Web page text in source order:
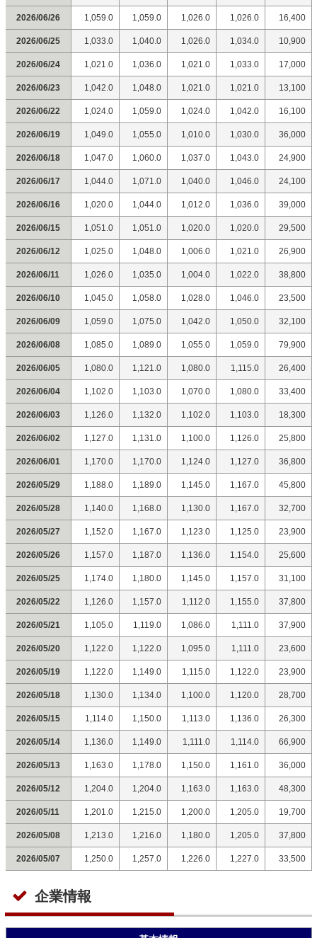
2026/06/26 1,059.0 1,059.0 1,026.0 1,026.0 16,400
2026/06/25 1,033.0 1,040.0 1,026.0 1,034.0 10,900
2026/06/24 1,021.0 1,036.0 1,021.0 1,033.0 17,000
2026/06/23 1,042.0 1,048.0 1,021.0 1,021.0 13,100
2026/06/22 1,024.0 1,059.0 1,024.0 1,042.0 16,100
2026/06/19 1,049.0 1,055.0 1,010.0 1,030.0 36,000
2026/06/18 1,047.0 1,060.0 1,037.0 1,043.0 24,900
2026/06/17 1,044.0 1,071.0 1,040.0 1,046.0 24,100
2026/06/16 1,020.0 1,044.0 1,012.0 1,036.0 39,000
2026/06/15 1,051.0 1,051.0 1,020.0 1,020.0 29,500
2026/06/12 1,025.0 1,048.0 1,006.0 1,021.0 26,900
2026/06/11 1,026.0 1,035.0 1,004.0 1,022.0 38,800
2026/06/10 1,045.0 1,058.0 1,028.0 1,046.0 23,500
2026/06/09 1,059.0 1,075.0 1,042.0 1,050.0 32,100
2026/06/08 1,085.0 1,089.0 1,055.0 1,059.0 79,900
2026/06/05 1,080.0 1,121.0 1,080.0 1,115.0 26,400
2026/06/04 1,102.0 1,103.0 1,070.0 1,080.0 33,400
2026/06/03 1,126.0 1,132.0 1,102.0 1,103.0 18,300
2026/06/02 1,127.0 1,131.0 1,100.0 1,126.0 25,800
2026/06/01 1,170.0 1,170.0 1,124.0 1,127.0 36,800
2026/05/29 1,188.0 1,189.0 1,145.0 1,167.0 45,800
2026/05/28 1,140.0 1,168.0 1,130.0 1,167.0 32,700
2026/05/27 1,152.0 1,167.0 1,123.0 1,125.0 23,900
2026/05/26 1,157.0 1,187.0 1,136.0 1,154.0 25,600
2026/05/25 1,174.0 1,180.0 1,145.0 1,157.0 31,100
2026/05/22 1,126.0 1,157.0 1,112.0 1,155.0 37,800
2026/05/21 1,105.0 1,119.0 1,086.0 1,111.0 37,900
2026/05/20 1,122.0 1,122.0 1,095.0 1,111.0 23,600
2026/05/19 1,122.0 1,149.0 1,115.0 1,122.0 23,900
2026/05/18 1,130.0 1,134.0 1,100.0 1,120.0 28,700
2026/05/15 1,114.0 1,150.0 1,113.0 1,136.0 26,300
2026/05/14 1,136.0 1,149.0 1,111.0 1,114.0 66,900
2026/05/13 1,163.0 1,178.0 1,150.0 1,161.0 36,000
2026/05/12 1,204.0 1,204.0 1,163.0 1,163.0 48,300
2026/05/11 1,201.0 1,215.0 1,200.0 1,205.0 19,700
2026/05/08 1,213.0 1,216.0 1,180.0 1,205.0 37,800
2026/05/07 1,250.0 1,257.0 1,226.0 1,227.0 33,500
企業情報